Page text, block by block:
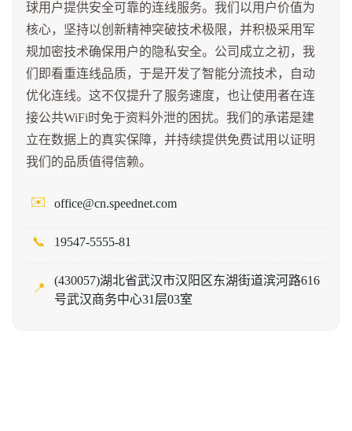
球用户提供安全可靠的连线服务。我们以用户价值为
核心，坚持以创新精神突破技术极限，并积极采用军
规加密技术确保用户的隐私安全。公司成立之初，我
们即看重连线品质，于是开发了智能分流技术，自动
优化连线。这不仅提升了服务速度，也让使用者在连
接公共WiFi时免于资料外泄的困扰。我们的承诺是建
立在数据上的真实保障，并持续提供免费试用以证明
我们的品质值得信赖。
✉️ office@cn.speednet.com
📞 19547-5555-81
📍
(430057)湖北省武汉市汉阳区东湖街道滨河路616
号武汉商务中心31层03室